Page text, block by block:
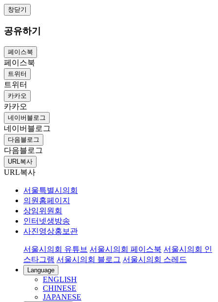
창닫기
공유하기
페이스북
페이스북
트위터
트위터
카카오
카카오
네이버블로그
네이버블로그
다음블로그
다음블로그
URL복사
URL복사
서울특별시의회
의원홈페이지
상임위원회
인터넷생방송
사진영상홍보관
서울시의회 유튜브 서울시의회 페이스북 서울시의회 인
스타그램 서울시의회 블로그 서울시의회 스레드
Language
ENGLISH
CHINESE
JAPANESE